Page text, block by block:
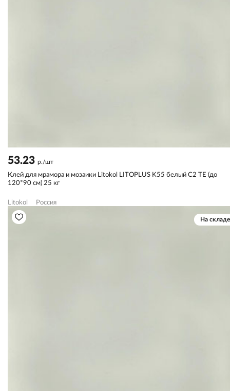
53.23 р./шт
Клей для мрамора и мозаики Litokol LITOPLUS K55 белый С2 TЕ (до
120*90 см) 25 кг
Litokol Россия
На складе